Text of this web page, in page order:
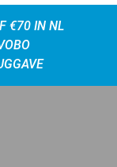
€70 IN NL